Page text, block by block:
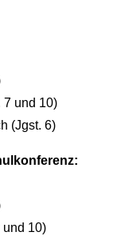
7 und 10)
(Jgst. 6)
und 10)